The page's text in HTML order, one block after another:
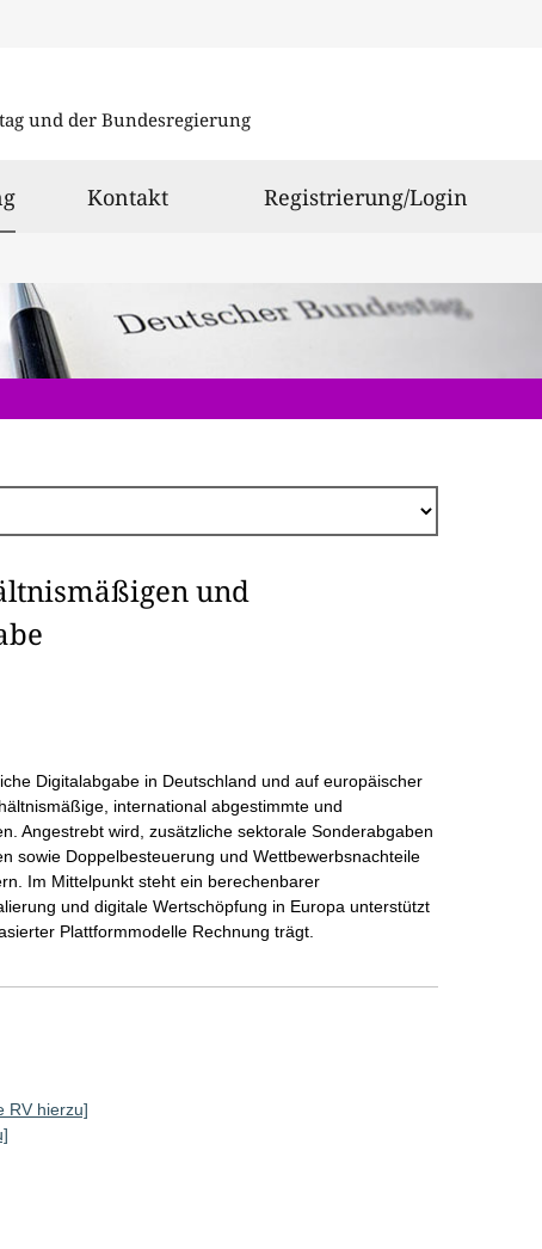
und der Bundesregierung
ausgewählt
Kontakt Registrierung/Login
und
Digitalabgabe in Deutschland und auf europäischer
international abgestimmte und
Angestrebt wird, zusätzliche sektorale Sonderabgaben
sowie Doppelbesteuerung und Wettbewerbsnachteile
Im Mittelpunkt steht ein berechenbarer
und digitale Wertschöpfung in Europa unterstützt
Plattformmodelle Rechnung trägt.
RV hierzu]